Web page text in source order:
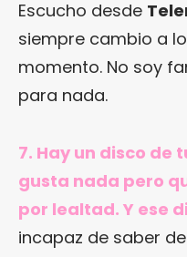
Escucho desde
siempre cambio a
momento. No soy
para nada.
7. Hay un disco de
gusta nada pero
por lealtad. Y ese
incapaz de saber